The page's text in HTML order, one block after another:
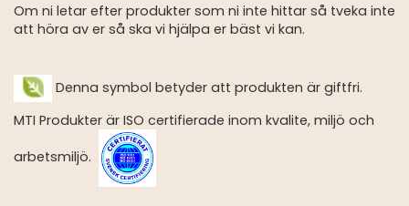
Om ni letar efter produkter som ni inte hittar så tveka inte
att höra av er så ska vi hjälpa er bäst vi kan.
Denna symbol betyder att produkten är giftfri.
MTI Produkter är ISO certifierade inom kvalite, miljö och
arbetsmiljö.